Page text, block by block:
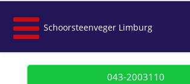
Schoorsteenveger Limburg
043-2003110